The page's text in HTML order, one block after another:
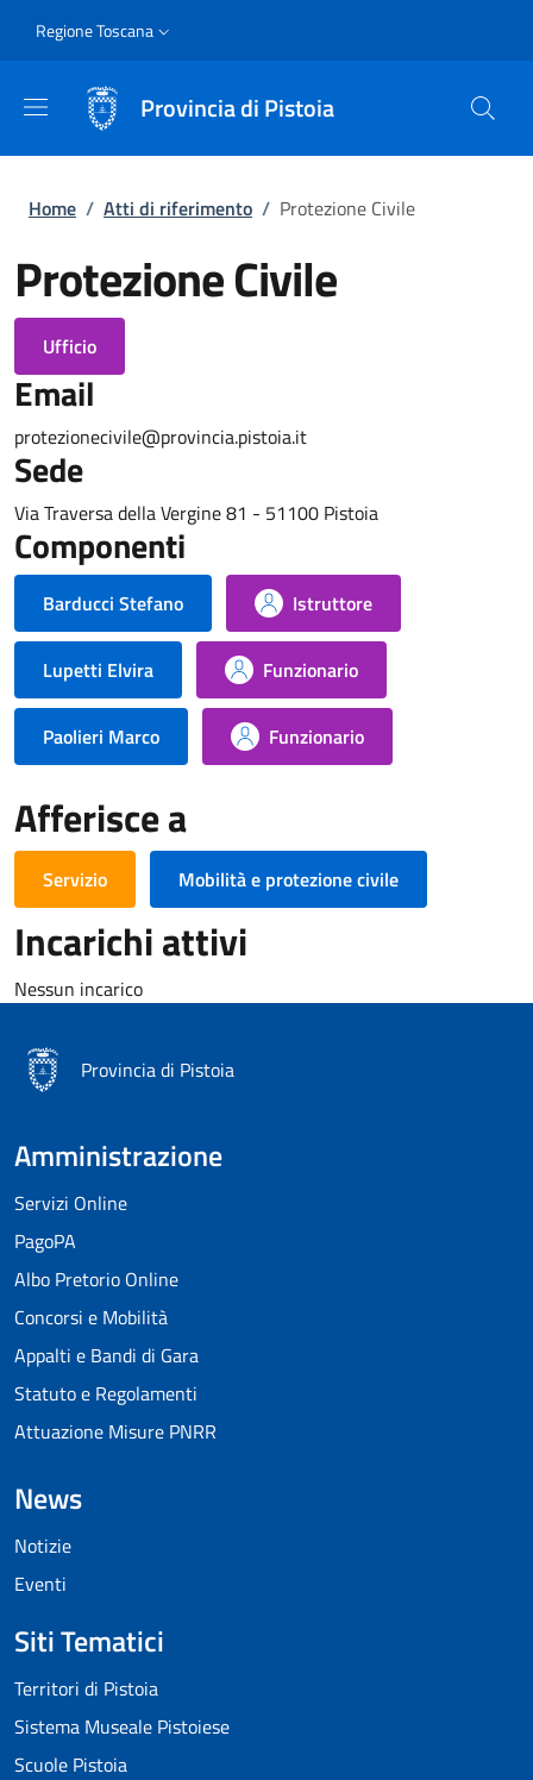
Slim
Regione Toscana
Provincia di Pistoia
Briciole di pane
Home / Atti di riferimento / Protezione Civile
Protezione Civile
Ufficio
Email
protezionecivile@provincia.pistoia.it
Sede
Via Traversa della Vergine 81 - 51100 Pistoia
Componenti
Barducci Stefano Istruttore
Lupetti Elvira Funzionario
Paolieri Marco Funzionario
Afferisce a
Servizio Mobilità e protezione civile
Incarichi attivi
Nessun incarico
Provincia di Pistoia
Amministrazione
Servizi Online
PagoPA
Albo Pretorio Online
Concorsi e Mobilità
Appalti e Bandi di Gara
Statuto e Regolamenti
Attuazione Misure PNRR
News
Notizie
Eventi
Siti Tematici
Territori di Pistoia
Sistema Museale Pistoiese
Scuole Pistoia